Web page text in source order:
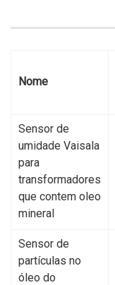
Nome
Sensor de
umidade Vaisala
para
transformadores
que contem oleo
mineral
Sensor de
partículas no
óleo do